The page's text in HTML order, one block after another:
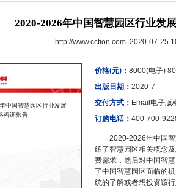
2020-2026年中国智慧园区行业发
http://www.cction.com 2020-07-25
中国智慧园区行业发展
咨询报告
价格(元)： 8000(电子)
出版日期： 2020-7
交付方式： Email电子版/
订购电话： 400-700-
2020-2026年中国
绍了智慧园区相关概念
费需求，然后对中国智
了中国智慧园区面临的
统的了解或者想投资该